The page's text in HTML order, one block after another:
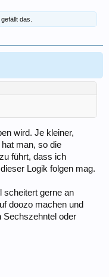
gefällt das.
wird. Je kleiner,
man, so die
führt, dass ich
Logik folgen mag.
scheitert gerne an
doozo machen und
Sechszehntel oder